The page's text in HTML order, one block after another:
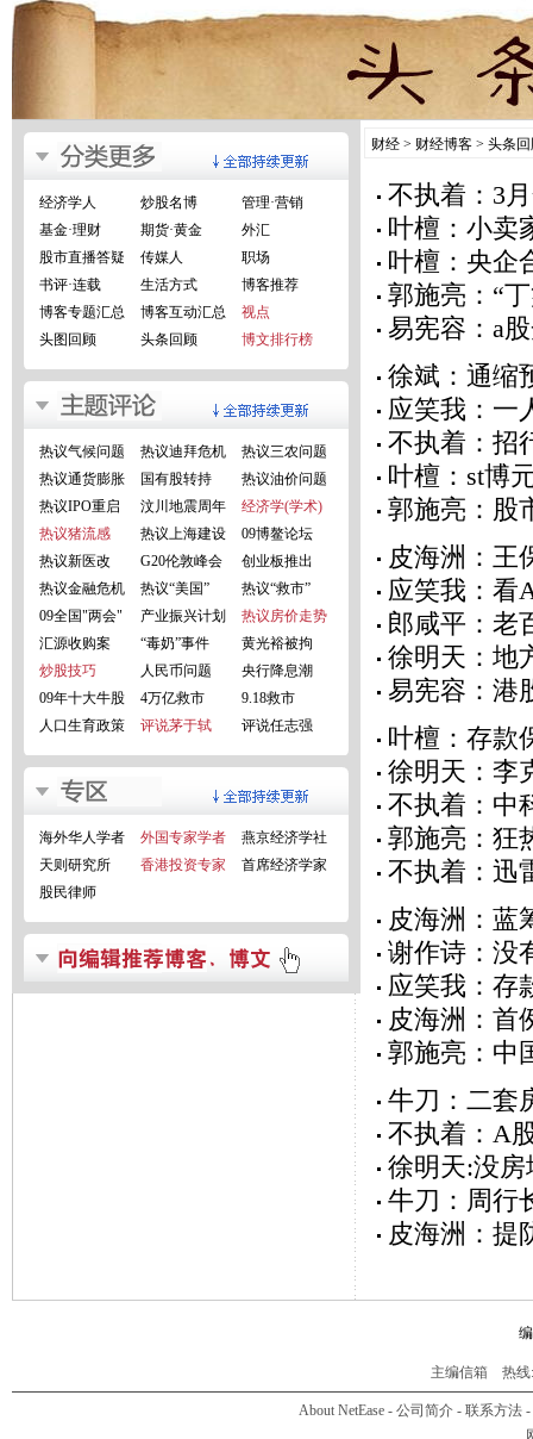
经济学人 炒股名博
管理·营销
基金·理财
期货·黄金
外汇
股市直播答疑
传媒人
职场
书评·连载
生活方式
博客推荐
博客专题汇总
博客互动汇总
视点
头图回顾
头条回顾 博文排行榜
热议气候问题 热议迪拜危机
热议三农问题
热议通货膨胀
国有股转持
热议油价问题
热议IPO重启
汶川地震周年
经济学(学术)
热议猪流感
热议上海建设
09博鳌论坛
热议新医改
G20伦敦峰会
创业板推出
热议金融危机
热议“美国”
热议“救市”
09全国"两会"
产业振兴计划
热议房价走势
汇源收购案
“毒奶”事件
黄光裕被拘
炒股技巧
人民币问题
央行降息潮
09年十大牛股
4万亿救市
9.18救市
人口生育政策
评说茅于轼 评说任志强
海外华人学者 外国专家学者
燕京经济学社
天则研究所
香港投资专家
首席经济学家
股民律师
财经 > 财经博客 > 头条
不执着：3
叶檀：小卖
叶檀：央企
郭施亮：“
易宪容：a
徐斌：通缩
应笑我：一
不执着：招
叶檀：st博
郭施亮：股
皮海洲：王
应笑我：看
郎咸平：老
徐明天：地
易宪容：港
叶檀：存款
徐明天：李
不执着：中
郭施亮：狂
不执着：迅
皮海洲：蓝
谢作诗：没
应笑我：存
皮海洲：首
郭施亮：中
牛刀：二套
不执着：A
徐明天:没
牛刀：周行
皮海洲：提
主编信箱 热线
About NetEase - 公司简介 - 联系方法 -